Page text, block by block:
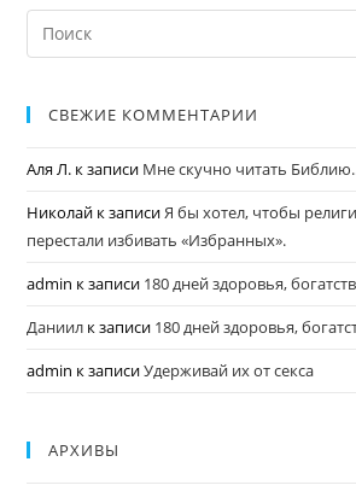
СВЕЖИЕ КОММЕНТАРИИ
Аля Л. к записи Мне скучно читать
Николай к записи Я бы хотел, чтобы
перестали избивать «Избранных».
admin к записи 180 дней здоровья,
Даниил к записи 180 дней здоровья,
admin к записиУдерживай их от секса
АРХИВЫ